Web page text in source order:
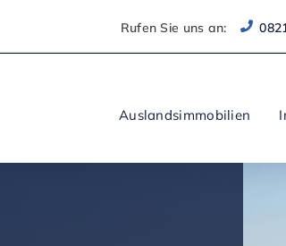
Rufen Sie uns an:
Auslandsimmobilien